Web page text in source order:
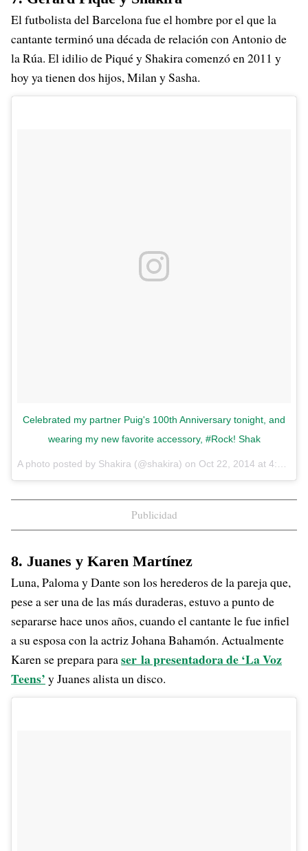
El futbolista del Barcelona fue el hombre por el que la
cantante terminó una década de relación con Antonio de
la Rúa. El idilio de Piqué y Shakira comenzó en 2011 y
hoy ya tienen dos hijos, Milan y Sasha.
Celebrated my partner Puig's 100th Anniversary tonight, and
wearing my new favorite accessory, #Rock! Shak
A photo posted by Shakira (@shakira) on Oct 22, 2014 at 4:13pm PDT
Publicidad
8. Juanes y Karen Martínez
Luna, Paloma y Dante son los herederos de la pareja que,
pese a ser una de las más duraderas, estuvo a punto de
separarse hace unos años, cuando el cantante le fue infiel
a su esposa con la actriz Johana Bahamón. Actualmente
Karen se prepara paraser la presentadora de ‘La Voz
Teens’ y Juanes alista un disco.